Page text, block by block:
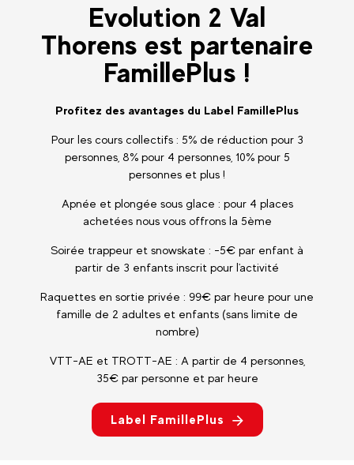
Evolution 2 Val
Thorens est partenaire
FamillePlus !
Profitez des avantages du Label FamillePlus
Pour les cours collectifs : 5% de réduction pour 3
personnes, 8% pour 4 personnes, 10% pour 5
personnes et plus !
Apnée et plongée sous glace : pour 4 places
achetées nous vous offrons la 5ème
Soirée trappeur et snowskate : -5€ par enfant à
partir de 3 enfants inscrit pour l'activité
Raquettes en sortie privée : 99€ par heure pour une
famille de 2 adultes et enfants (sans limite de
nombre)
VTT-AE et TROTT-AE : A partir de 4 personnes,
35€ par personne et par heure
Label FamillePlus